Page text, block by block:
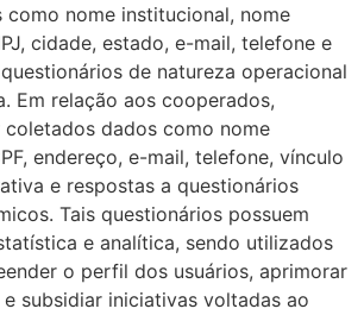
como nome institucional, nome
cidade, estado, e-mail, telefone e
de natureza operacional
Em relação aos cooperados,
coletados dados como nome
endereço, e-mail, telefone, vínculo
e respostas a questionários
Tais questionários possuem
e analítica, sendo utilizados
o perfil dos usuários, aprimorar
subsidiar iniciativas voltadas ao